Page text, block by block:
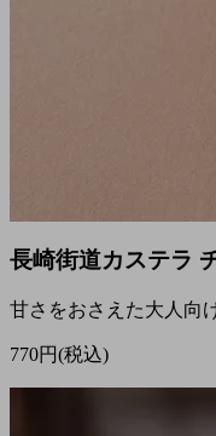
長崎街道カステラ
甘さをおさえた大人向
770円(税込)